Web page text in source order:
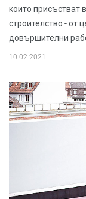
които присъстват
строителство - от
довършителни
10.02.2021